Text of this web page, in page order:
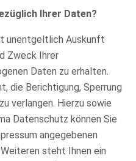
Ihrer Daten?
unentgeltlich Auskunft
Zweck Ihrer
Daten zu erhalten.
die Berichtigung, Sperrung
verlangen. Hierzu sowie
Datenschutz können Sie
angegebenen
steht Ihnen ein